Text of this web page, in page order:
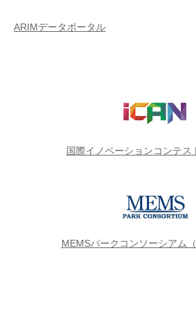
ARIMデータポータル
国際イノベーションコンテス
MEMSパークコンソーシアム（